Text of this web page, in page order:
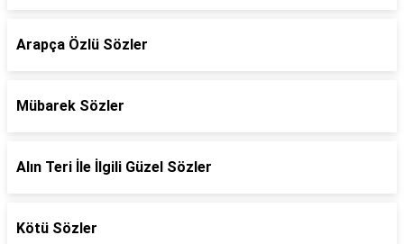
Arapça Özlü Sözler
Mübarek Sözler
Alın Teri İle İlgili Güzel Sözler
Kötü Sözler